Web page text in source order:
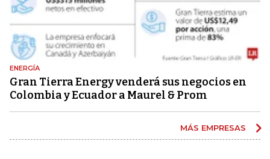
ENERGÍA
Gran Tierra Energy venderá sus negocios en
Colombia y Ecuador a Maurel & Prom
MÁS EMPRESAS